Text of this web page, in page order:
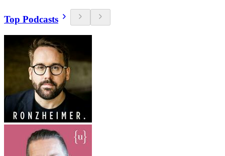
Top Podcasts